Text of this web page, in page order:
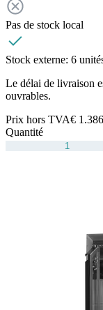
Pas de stock local
Stock externe: 6
Le délai de livraison
ouvrables.
Prix hors TVA€
Quantité